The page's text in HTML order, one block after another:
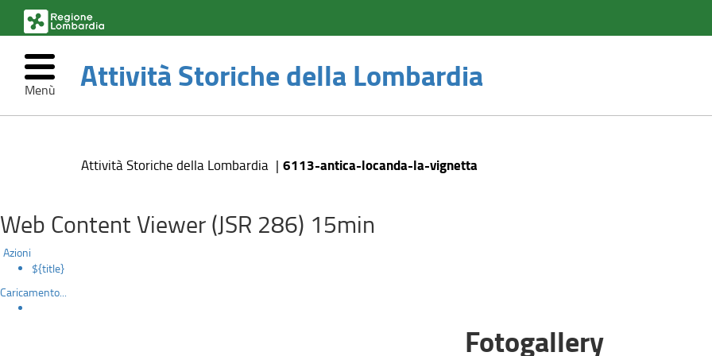
antica-
la-
vignetta
esterno,
apre
in
nuova
Menù Attività Storiche della Lombardia
Attività Storiche della Lombardia 6113-antica-locanda-la-vignetta
Web Content Viewer (JSR 286) 15min
Azioni
${title}
Caricamento...
Fotogallery